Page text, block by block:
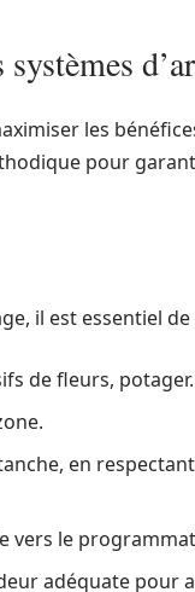
les
pour
il est essentiel
de fleurs, potager.
en
vers le
adéquate pour